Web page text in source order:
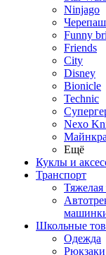
Ninjago
Funny
Friends
City
Disney
Bionicle
Technic
Nexo
Ещё
Куклы и
Транспорт
Тяжелая
Школьные
Одежда